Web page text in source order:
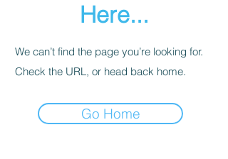
Here...
We can’t find the page you’re looking for.
Check the URL, or head back home.
Go Home